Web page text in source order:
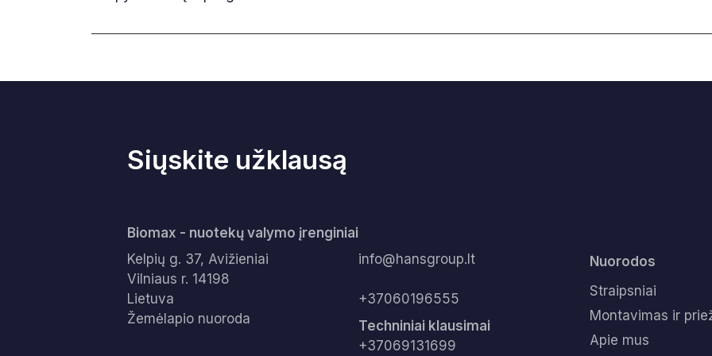
Siųskite užklausą
Biomax - nuotekų valymo įrenginiai
Kelpių g. 37, Avižieniai
Vilniaus r. 14198
Lietuva
Žemėlapio nuoroda
info@hansgroup.lt
+37060196555
Techniniai klausimai
+37069131699
Nuorodos
Straipsniai
Montavimas ir
Apie mus